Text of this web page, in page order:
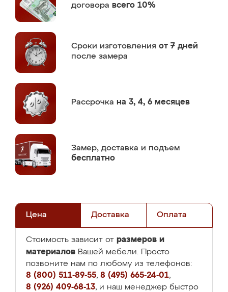
договора всего 10%
Сроки изготовления от 7 дней
после замера
Рассрочка на 3, 4, 6 месяцев
Замер, доставка и подъем
бесплатно
Цена Доставка Оплата
Стоимость зависит от размеров и
материалов Вашей мебели. Просто
позвоните нам по любому из телефонов:
8 (800) 511-89-55, 8 (495) 665-24-01,
8 (926) 409-68-13, и наш менеджер быстро